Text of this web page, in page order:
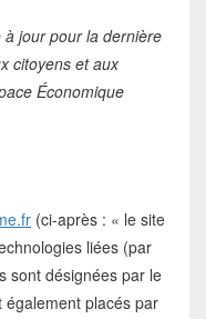
jour pour la dernière
citoyens et aux
Économique
(ci-après : « le site
liées (par
sont désignées par le
placés par